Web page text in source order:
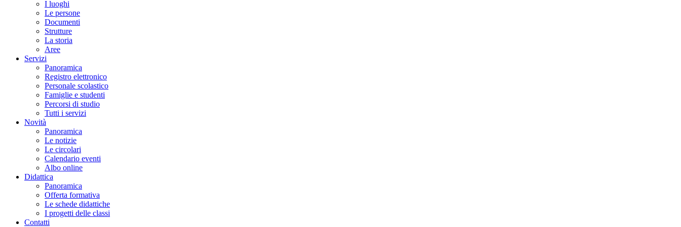
I luoghi
Le persone
Documenti
Strutture
La storia
Aree
Servizi
Panoramica
Registro elettronico
Personale scolastico
Famiglie e studenti
Percorsi di studio
Tutti i servizi
Novità
Panoramica
Le notizie
Le circolari
Calendario eventi
Albo online
Didattica
Panoramica
Offerta formativa
Le schede didattiche
I progetti delle classi
Contatti